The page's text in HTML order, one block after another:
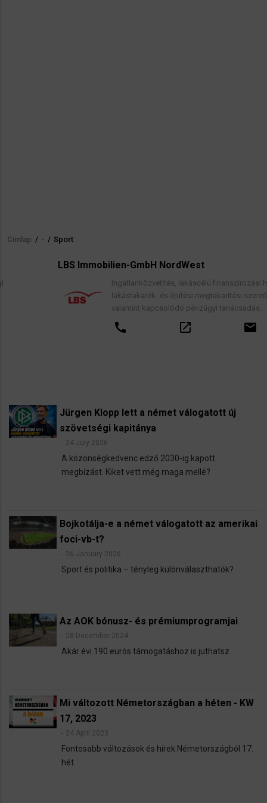
Morzsa
Címlap / - / Sport
LBS Immobilien-GmbH NordWest
Ingatlanközvetítés, lakáscélú finanszírozási hitelek,
lakástakarék- és építési megtakarítási szerződések,
valamint kapcsolódó pénzügyi tanácsadás.
Jürgen Klopp lett a német válogatott új
szövetségi kapitánya
24 July 2026
A közönségkedvenc edző 2030-ig kapott
megbízást. Kiket vett még maga mellé?
Bojkotálja-e a német válogatott az amerikai
foci-vb-t?
26 January 2026
Sport és politika – tényleg különválaszthatók?
Az AOK bónusz- és prémiumprogramjai
28 December 2024
Akár évi 190 eurós támogatáshoz is juthatsz
Mi változott Németországban a héten - KW
17, 2023
24 April 2023
Fontosabb változások és hírek Németországból 17.
hét.